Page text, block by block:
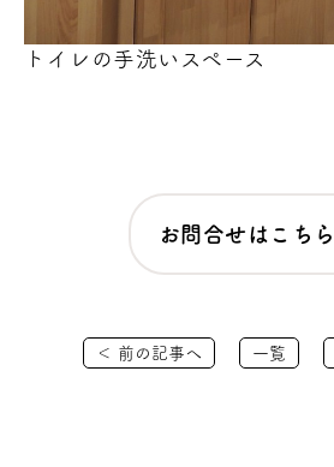
トイレの手洗いスペース
お問合せはこ
＜ 前の記事へ 一覧